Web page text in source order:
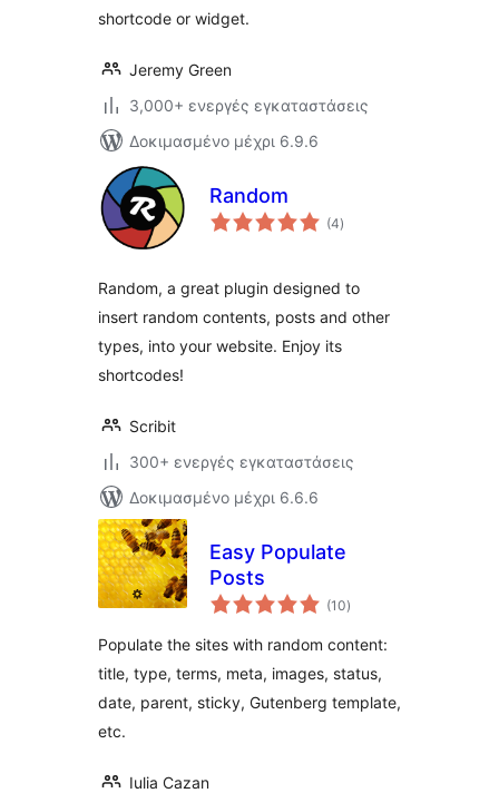
shortcode or widget.
Jeremy Green
3,000+ ενεργές εγκαταστάσεις
Δοκιμασμένο μέχρι 6.9.6
Random
(4αξιολογήσεις
σύνολο
)
Random, a great plugin designed to
insert random contents, posts and other
types, into your website. Enjoy its
shortcodes!
Scribit
300+ ενεργές εγκαταστάσεις
Δοκιμασμένο μέχρι 6.6.6
Easy Populate
Posts
(10αξιολογήσεις
σύνολο
)
Populate the sites with random content:
title, type, terms, meta, images, status,
date, parent, sticky, Gutenberg template,
etc.
Iulia Cazan